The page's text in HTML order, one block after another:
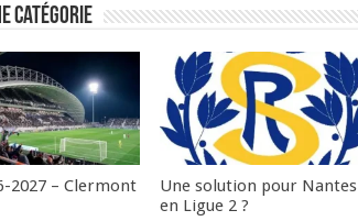
catégorie
2027 – Clermont
Une solution pour Nantes
en Ligue 2 ?